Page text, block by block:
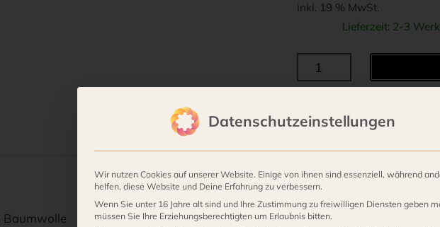
inkl. 19 % MwSt.
Lieferzeit: 2-3
PAD
CONCEPT
Kissenhülle
Menge
Kategorien:Villa Stöcken
Baumwolle
Datenschutzeinstellungen
Wir nutzen Cookies auf unserer Website. Einige von ihnen sind essenziell, während
helfen, diese Website und Deine Erfahrung zu verbessern.
Wenn Sie unter 16 Jahre alt sind und Ihre Zustimmung zu freiwilligen Diensten geben
müssen Sie Ihre Erziehungsberechtigten um Erlaubnis bitten.